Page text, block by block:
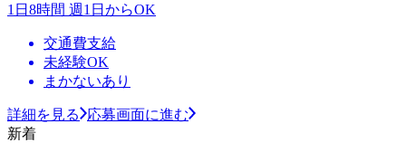
1日8時間 週1日からOK
交通費支給
未経験OK
まかないあり
詳細を見る
応募画面に進む
新着